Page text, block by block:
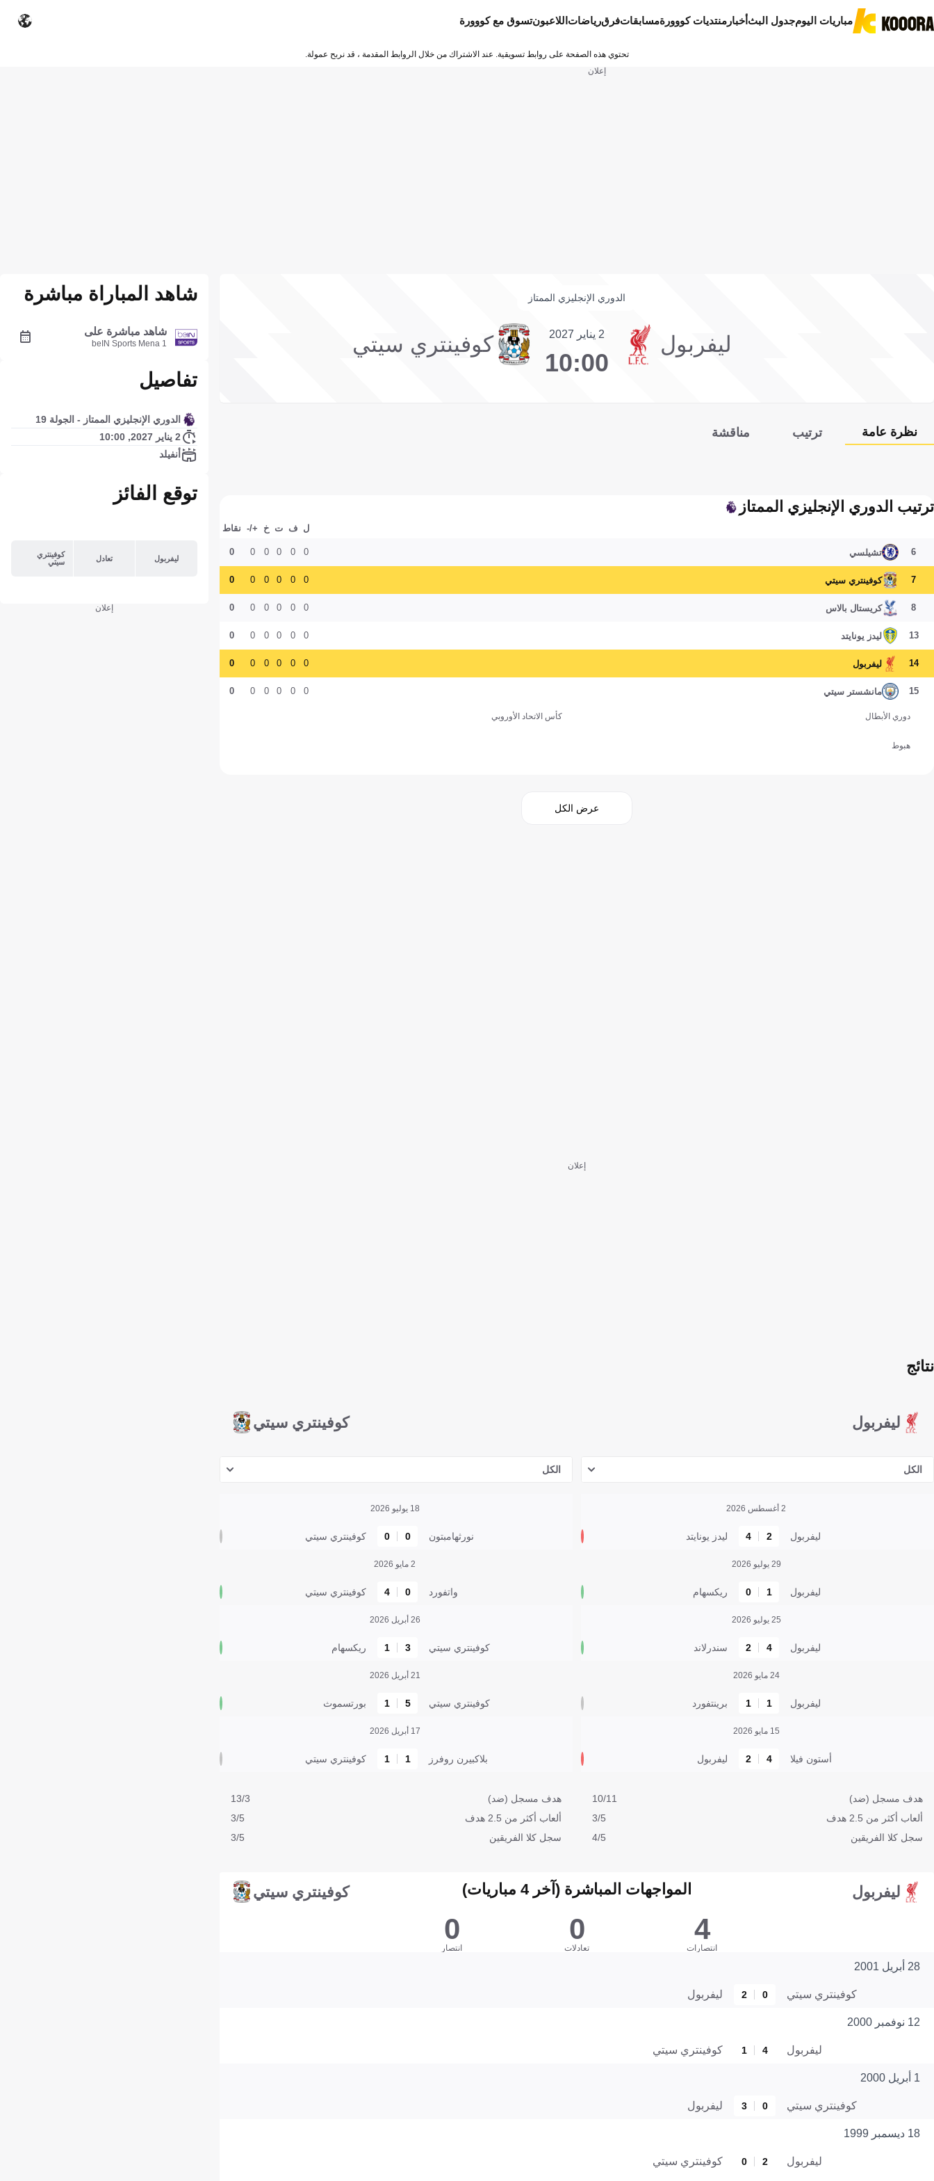
مباريات اليومجدول البثأخبار منتديات كووورةمسابقاتفرقرياضات اللاعبونتسوق مع كووورة
تحتوي هذه الصفحة على روابط تسويقية. عند الاشتراك من خلال الروابط المقدمة ، قد نربح عمولة.
إعلان
الدوري الإنجليزي الممتاز
ليفربول 2 يناير 2027
10:00
كوفينتري سيتي
نظرة عامة ترتيب مناقشة
ترتيب الدوري الإنجليزي الممتاز
ل ف ت خ +/- نقاط
6 تشيلسي 0
0
0
0
0
0
7 كوفينتري سيتي 0
0
0
0
0
0
8 كريستال بالاس 0
0
0
0
0
0
13 ليدز يونايتد 0
0
0
0
0
0
14 ليفربول 0
0
0
0
0
0
15 مانشستر سيتي 0
0
0
0
0
0
دوري الأبطال كأس الاتحاد الأوروبي
هبوط
عرض الكل
إعلان
ليفربول
نتائج
كوفينتري سيتي
الكل
2 أغسطس 2026
ليفربول 2
4 ليدز يونايتد
29 يوليو 2026
ليفربول 1
0 ريكسهام
25 يوليو 2026
ليفربول 4
2 سندرلاند
24 مايو 2026
ليفربول 1
1 برينتفورد
15 مايو 2026
أستون فيلا 4
2 ليفربول
هدف مسجل (ضد)
10/11
ألعاب أكثر من 2.5 هدف
3/5
سجل كلا الفريقين
4/5
الكل
18 يوليو 2026
نورثهامبتون 0
0 كوفينتري سيتي
2 مايو 2026
واتفورد 0
4 كوفينتري سيتي
26 أبريل 2026
كوفينتري سيتي 3
1 ريكسهام
21 أبريل 2026
كوفينتري سيتي 5
1 بورتسموث
17 أبريل 2026
بلاكبيرن روفرز 1
1 كوفينتري سيتي
هدف مسجل (ضد)
13/3
ألعاب أكثر من 2.5 هدف
3/5
سجل كلا الفريقين
3/5
ليفربول المواجهات المباشرة (آخر 4 مباريات) كوفينتري سيتي
4
انتصارات
0
تعادلات
0
انتصار
28 أبريل 2001
كوفينتري سيتي 0
2 ليفربول
12 نوفمبر 2000
ليفربول 4
1 كوفينتري سيتي
1 أبريل 2000
كوفينتري سيتي 0
3 ليفربول
18 ديسمبر 1999
ليفربول 2
0 كوفينتري سيتي
شاهد المباراة مباشرة
شاهد مباشرة على
beIN Sports Mena 1
تفاصيل
الدوري الإنجليزي الممتاز - الجولة 19
2 يناير 2027, 10:00
أنفيلد
توقع الفائز
ليفربول تعادل
كوفينتري
سيتي
إعلان